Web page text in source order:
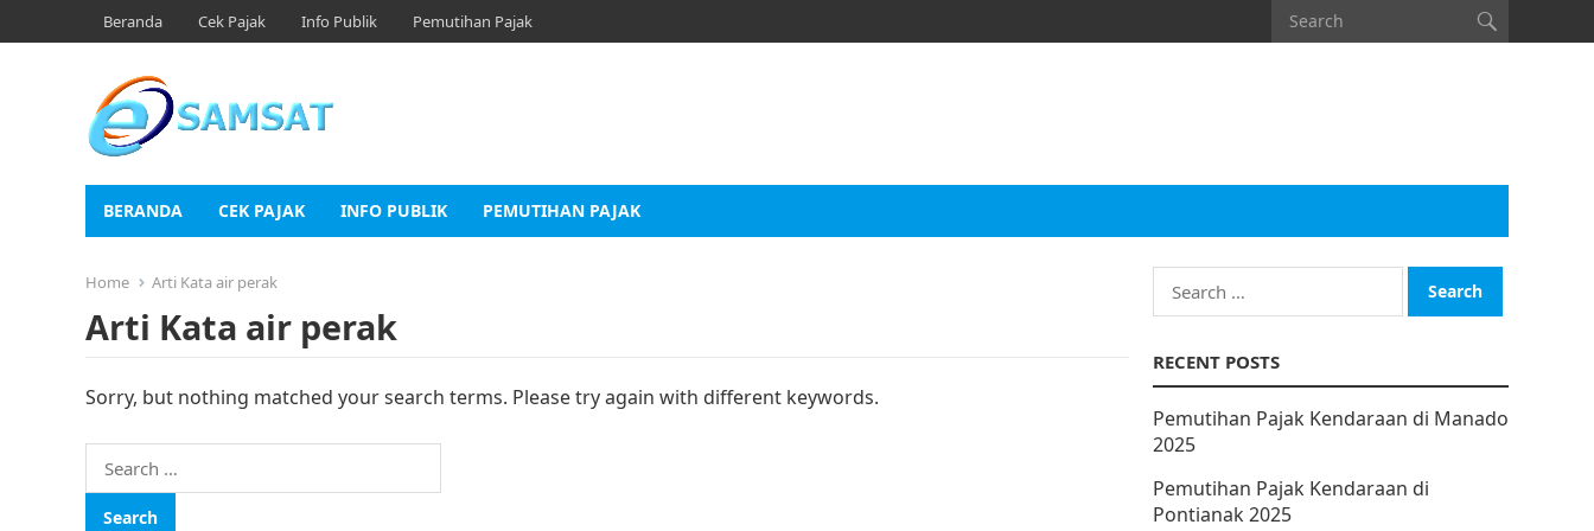
Beranda Cek Pajak Info Publik Pemutihan Pajak
BERANDA CEK PAJAK INFO PUBLIK PEMUTIHAN PAJAK
Home Arti Kata air perak
Arti Kata air perak
Sorry, but nothing matched your search terms. Please try again with different keywords.
Search
for:
Search
for:
RECENT POSTS
Pemutihan Pajak Kendaraan di Manado
2025
Pemutihan Pajak Kendaraan di
Pontianak 2025